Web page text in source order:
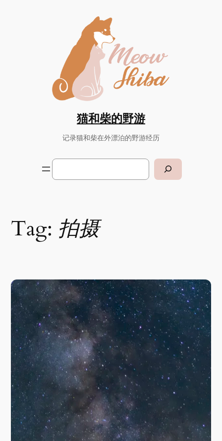
猫和柴的野游
记录猫和柴在外漂泊的野游经历
Search
Tag: 拍摄